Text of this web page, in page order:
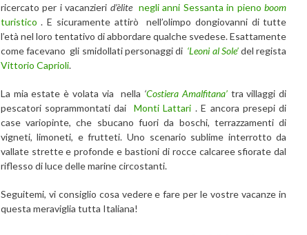
ricercato per i vacanzieri d’èlite negli anni Sessanta in pienoboom
turistico. E sicuramente attirò nell’olimpo dongiovanni di tutte
l’età nel loro tentativo di abbordare qualche svedese. Esattamente
come facevano gli smidollati personaggi di ‘Leoni al Sole’del regista
Vittorio Caprioli.
La mia estate è volata via nella ‘Costiera Amalfitana’ tra villaggi di
pescatori soprammontati daiMonti Lattari . E ancora presepi di
case variopinte, che sbucano fuori da boschi, terrazzamenti di
vigneti, limoneti, e frutteti. Uno scenario sublime interrotto da
vallate strette e profonde e bastioni di rocce calcaree sfiorate dal
riflesso di luce delle marine circostanti.
Seguitemi, vi consiglio cosa vedere e fare per le vostre vacanze in
questa meraviglia tutta Italiana!